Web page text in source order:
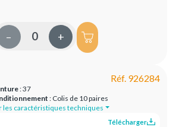
– +
Réf. 926284
: 37
: Colis de 10 paires
les caractéristiques techniques
Télécharger